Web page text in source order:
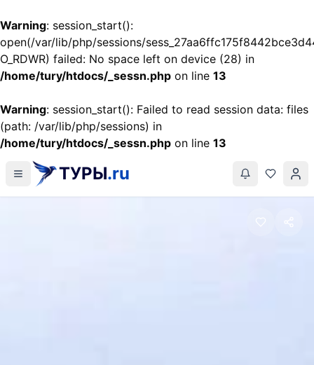
Warning: session_start():
open(/var/lib/php/sessions/
O_RDWR) failed: No space left on device (28) in
/home/tury/htdocs/_sessn.php on line 13
Warning: session_start(): Failed to read session data: files
(path: /var/lib/php/sessions) in
/home/tury/htdocs/_sessn.php on line 13
ТУРЫ.ru